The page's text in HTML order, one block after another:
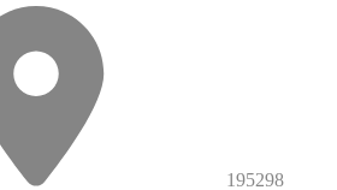
195298